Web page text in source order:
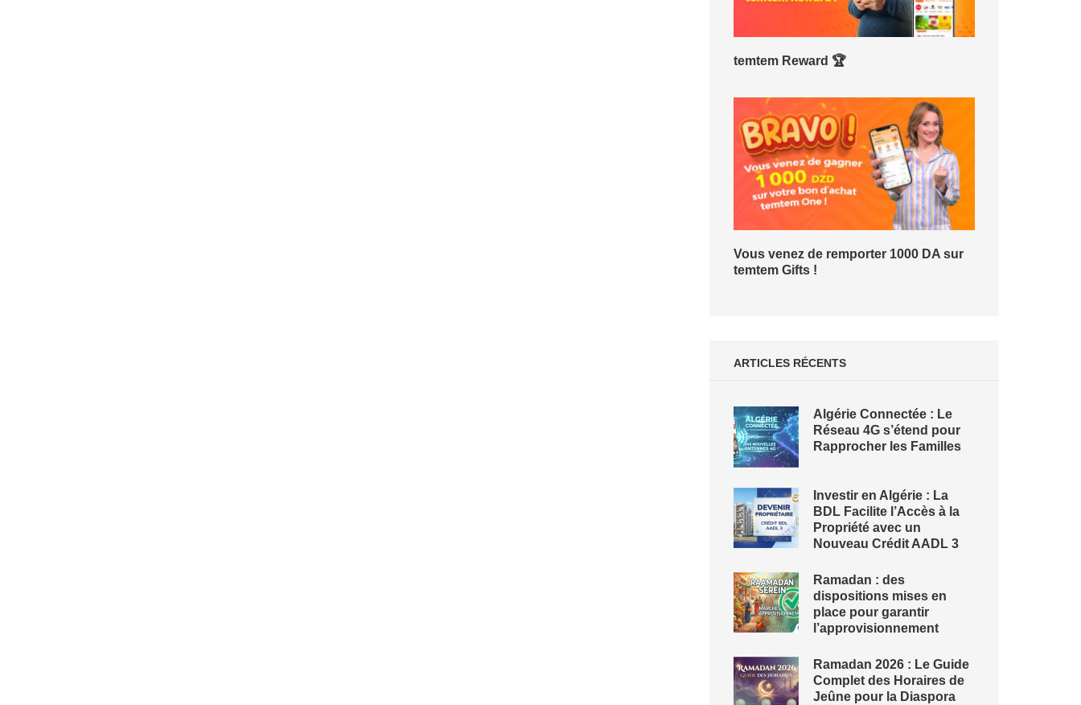
temtem Reward 🏆
Vous venez de remporter 1000 DA sur
temtem Gifts !
ARTICLES RÉCENTS
Algérie Connectée : Le
Réseau 4G s’étend pour
Rapprocher les Familles
Investir en Algérie : La
BDL Facilite l’Accès à la
Propriété avec un
Nouveau Crédit AADL 3
Ramadan : des
dispositions mises en
place pour garantir
l’approvisionnement
Ramadan 2026 : Le Guide
Complet des Horaires de
Jeûne pour la Diaspora